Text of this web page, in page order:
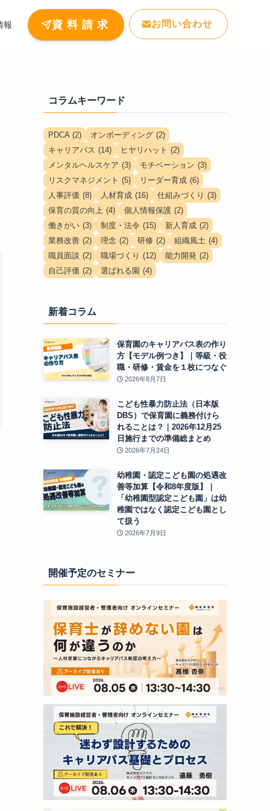
報 資 料 請 求 お問い合わせ
コラムキーワード
PDCA (2) オンボーディング (2)
キャリアパス (14) ヒヤリハット (2)
メンタルヘルスケア (3) モチベーション (3)
リスクマネジメント (5) リーダー育成 (6)
人事評価 (8) 人材育成 (16) 仕組みづくり (3)
保育の質の向上 (4) 個人情報保護 (2)
働きがい (3) 制度・法令 (15) 新人育成 (2)
業務改善 (2) 理念 (2) 研修 (2) 組織風土 (4)
職員面談 (2) 職場づくり (12) 能力開発 (2)
自己評価 (2) 選ばれる園 (4)
新着コラム
保育園のキャリアパス表の作り
方【モデル例つき】｜等級・役
職・研修・賃金を１枚につなぐ
2026年8月7日
こども性暴力防止法（日本版
DBS）で保育園に義務付けら
れることは？｜2026年12月25
日施行までの準備総まとめ
2026年7月24日
幼稚園・認定こども園の処遇改
善等加算【令和8年度版】｜
「幼稚園型認定こども園」は幼
稚園ではなく認定こども園とし
て扱う
2026年7月9日
開催予定のセミナー